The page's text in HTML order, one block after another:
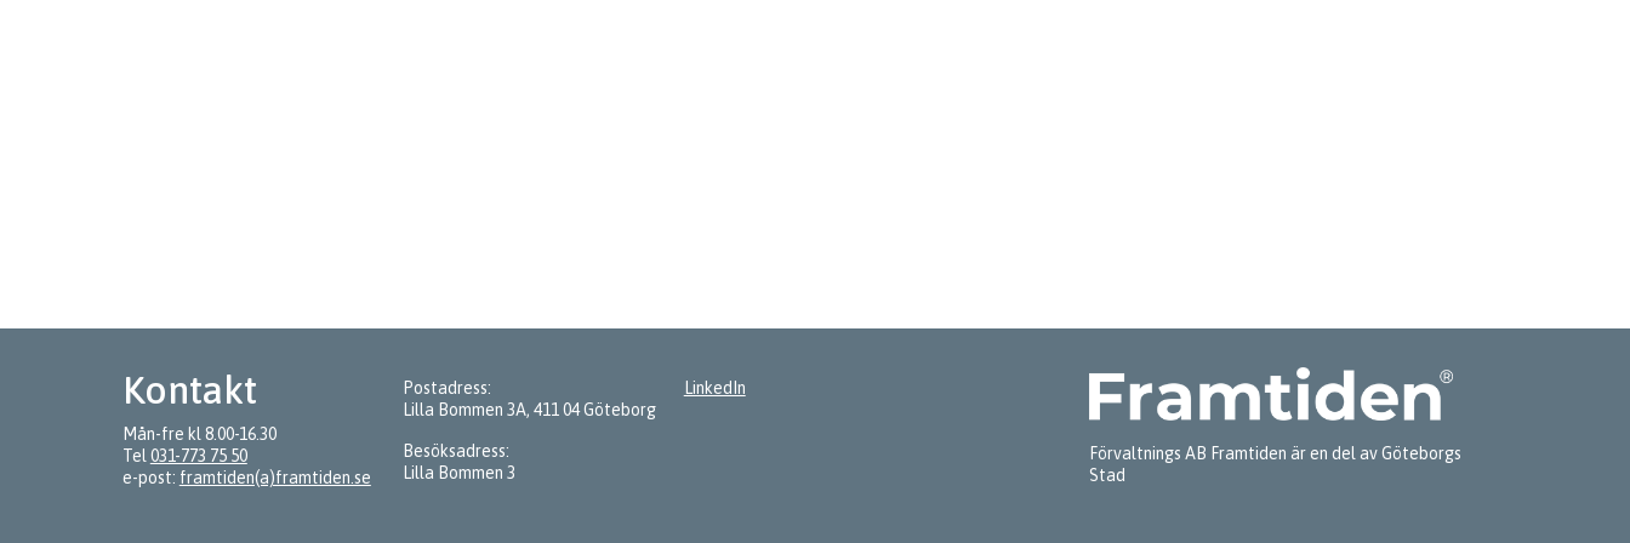
Kontakt
Mån-fre kl 8.00-16.30
Tel 031-773 75 50
e-post: framtiden(a)framtiden.se
Postadress:
Lilla Bommen 3A, 411 04 Göteborg
Besöksadress:
Lilla Bommen 3
LinkedIn
Förvaltnings AB Framtiden är en del av Göteborgs
Stad